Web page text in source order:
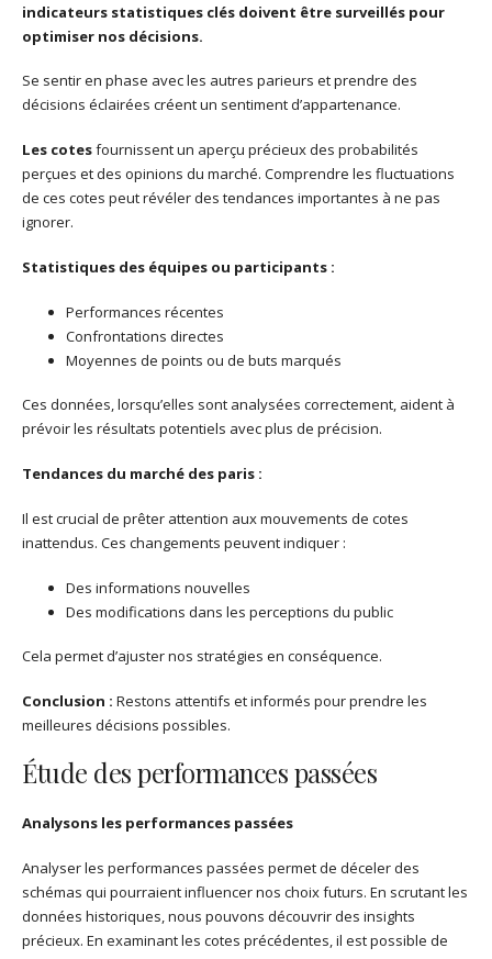
indicateurs statistiques clés doivent être surveillés pour
optimiser nos décisions.
Se sentir en phase avec les autres parieurs et prendre des
décisions éclairées créent un sentiment d’appartenance.
Les cotesfournissent un aperçu précieux des probabilités
perçues et des opinions du marché. Comprendre les fluctuations
de ces cotes peut révéler des tendances importantes à ne pas
ignorer.
Statistiques des équipes ou participants :
Performances récentes
Confrontations directes
Moyennes de points ou de buts marqués
Ces données, lorsqu’elles sont analysées correctement, aident à
prévoir les résultats potentiels avec plus de précision.
Tendances du marché des paris :
Il est crucial de prêter attention aux mouvements de cotes
inattendus. Ces changements peuvent indiquer :
Des informations nouvelles
Des modifications dans les perceptions du public
Cela permet d’ajuster nos stratégies en conséquence.
Conclusion : Restons attentifs et informés pour prendre les
meilleures décisions possibles.
Étude des performances passées
Analysons les performances passées
Analyser les performances passées permet de déceler des
schémas qui pourraient influencer nos choix futurs. En scrutant les
données historiques, nous pouvons découvrir des insights
précieux. En examinant les cotes précédentes, il est possible de